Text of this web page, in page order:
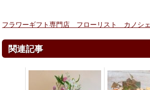
フラワーギフト専門店 フローリスト カノシェ
関連記事